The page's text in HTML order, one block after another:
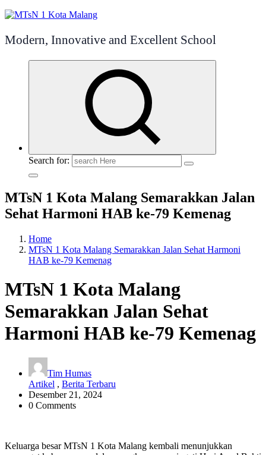
Modern, Innovative and Excellent School
Search for:
MTsN 1 Kota Malang Semarakkan Jalan
Sehat Harmoni HAB ke-79 Kemenag
Home
MTsN 1 Kota Malang Semarakkan Jalan Sehat Harmoni
HAB ke-79 Kemenag
MTsN 1 Kota Malang
Semarakkan Jalan Sehat
Harmoni HAB ke-79 Kemenag
Tim Humas
Artikel , Berita Terbaru
Desember 21, 2024
0 Comments
Keluarga besar MTsN 1 Kota Malang kembali menunjukkan